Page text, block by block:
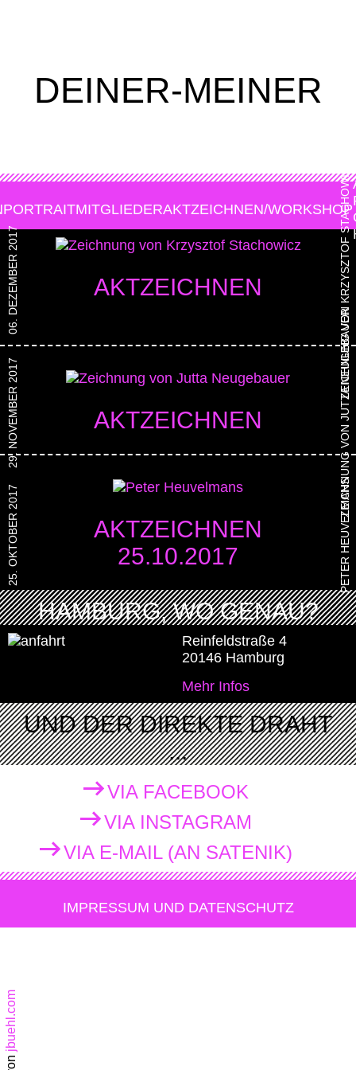
DEINER-MEINER
PORTRAITMITGLIEDERAKTZEICHNEN/WORKSHOP
AKTZEICHNEN
06. DEZEMBER 2017 ZEICHNUNG VON KRZYSZTOF STACHOWICZ
AKTZEICHNEN
29. NOVEMBER 2017 ZEICHNUNG VON JUTTA NEUGEBAUER
AKTZEICHNEN
25.10.2017
25. OKTOBER 2017 PETER HEUVELMANS
HAMBURG, WO GENAU?
Reinfeldstraße 4
20146 Hamburg
Mehr Infos
UND DER DIREKTE DRAHT
...
VIA FACEBOOK
VIA INSTAGRAM
VIA E-MAIL (AN SATENIK)
IMPRESSUM UND DATENSCHUTZ
jbuehl.com